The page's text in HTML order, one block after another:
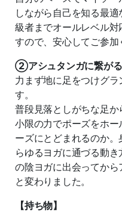
しながら自己を知る最
級者までオールレベル対
すので、安心してご参加
②アシュタンガに繋が
力まず地に足をつけグ
す。
普段見落としがちな足
小限の力でポーズをホ
ーズにとどまれるのか
らゆるヨガに通づる動
の陰ヨガに出会ってか
と変わりました。
【持ち物】